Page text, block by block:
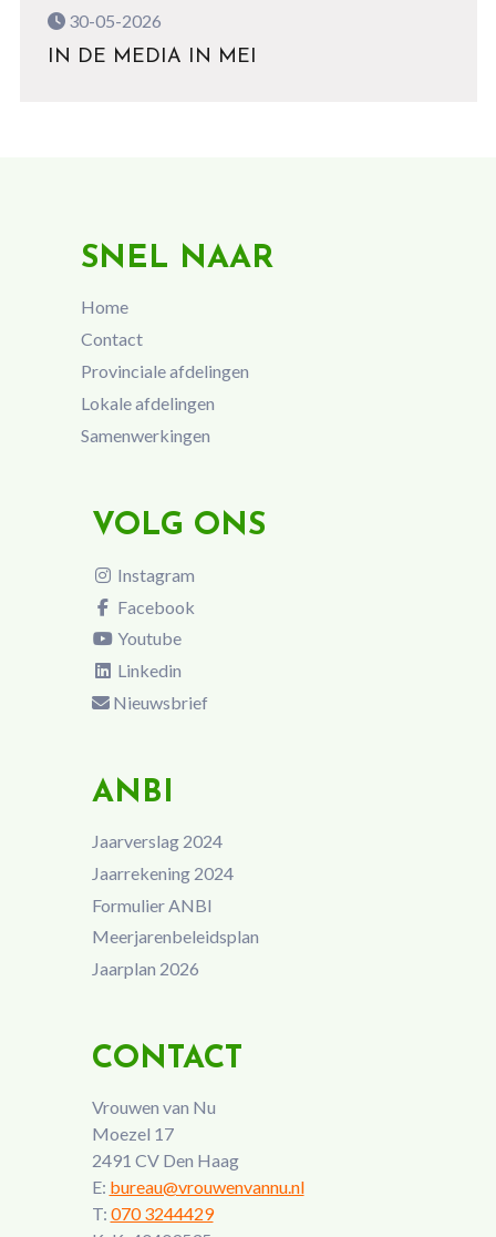
30-05-2026
IN DE MEDIA IN MEI
SNEL NAAR
Home
Contact
Provinciale afdelingen
Lokale afdelingen
Samenwerkingen
VOLG ONS
Instagram
Facebook
Youtube
Linkedin
Nieuwsbrief
ANBI
Jaarverslag 2024
Jaarrekening 2024
Formulier ANBI
Meerjarenbeleidsplan
Jaarplan 2026
CONTACT
Vrouwen van Nu
Moezel 17
2491 CV Den Haag
E: bureau@vrouwenvannu.nl
T: 070 3244429